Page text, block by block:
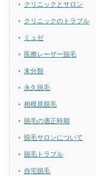
クリニックとサロン
クリニックのトラブル
ミュゼ
医療レーザー脱毛
未分類
永久脱毛
相模原脱毛
脱毛の適正時期
脱毛サロンについて
脱毛トラブル
自宅脱毛